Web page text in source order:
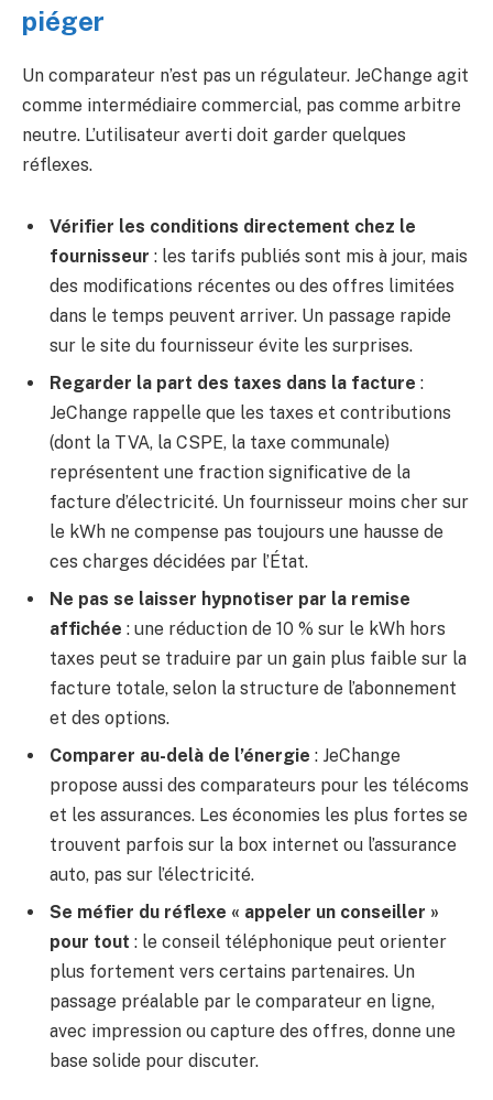
piéger
Un comparateur n’est pas un régulateur. JeChange agit
comme intermédiaire commercial, pas comme arbitre
neutre. L’utilisateur averti doit garder quelques
réflexes.
Vérifier les conditions directement chez le
fournisseur : les tarifs publiés sont mis à jour, mais
des modifications récentes ou des offres limitées
dans le temps peuvent arriver. Un passage rapide
sur le site du fournisseur évite les surprises.
Regarder la part des taxes dans la facture :
JeChange rappelle que les taxes et contributions
(dont la TVA, la CSPE, la taxe communale)
représentent une fraction significative de la
facture d’électricité. Un fournisseur moins cher sur
le kWh ne compense pas toujours une hausse de
ces charges décidées par l’État.
Ne pas se laisser hypnotiser par la remise
affichée : une réduction de 10 % sur le kWh hors
taxes peut se traduire par un gain plus faible sur la
facture totale, selon la structure de l’abonnement
et des options.
Comparer au-delà de l’énergie : JeChange
propose aussi des comparateurs pour les télécoms
et les assurances. Les économies les plus fortes se
trouvent parfois sur la box internet ou l’assurance
auto, pas sur l’électricité.
Se méfier du réflexe « appeler un conseiller »
pour tout : le conseil téléphonique peut orienter
plus fortement vers certains partenaires. Un
passage préalable par le comparateur en ligne,
avec impression ou capture des offres, donne une
base solide pour discuter.